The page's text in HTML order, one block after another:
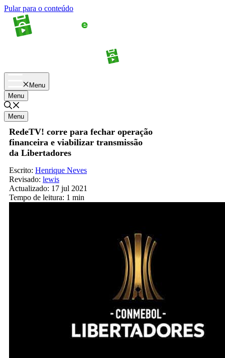
Pular para o conteúdo
Menu
Menu
Menu
RedeTV! corre para fechar operação
financeira e viabilizar transmissão
da Libertadores
Escrito: Henrique Neves
Revisado: lewis
Actualizado: 17 jul 2021
Tempo de leitura: 1 min